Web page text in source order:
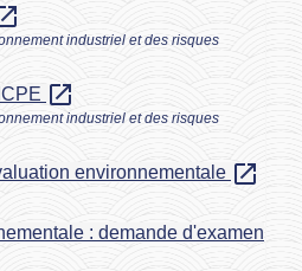
industriel et des risques
open_in_new
industriel et des risques
environnementale open_in_new
: demande d'examen